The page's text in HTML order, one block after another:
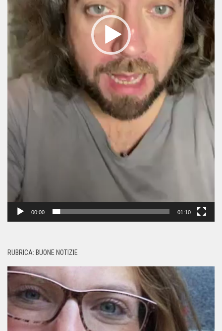
00:00 01:10
RUBRICA: BUONE NOTIZIE